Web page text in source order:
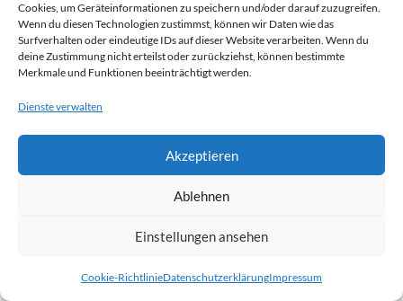
Cookies, um Geräteinformationen zu speichern und/oder darauf zuzugreifen.
Wenn du diesen Technologien zustimmst, können wir Daten wie das
Surfverhalten oder eindeutige IDs auf dieser Website verarbeiten. Wenn du
deine Zustimmung nicht erteilst oder zurückziehst, können bestimmte
Merkmale und Funktionen beeinträchtigt werden.
Dienste verwalten
Akzeptieren
Ablehnen
Einstellungen ansehen
Cookie-RichtlinieDatenschutzerklärungImpressum
The Byrds – Greatest Hits (Vinyl LP, 1976, Embassy Records)
14,99€
UStG.